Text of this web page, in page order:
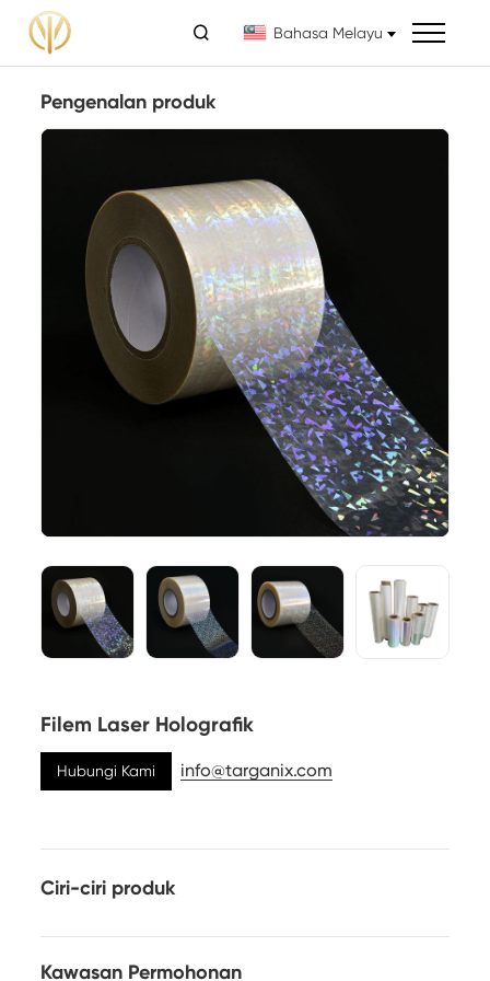
 Bahasa Melayu
Pengenalan produk
Filem Laser Holografik
Hubungi Kami info@targanix.com
Ciri-ciri produk
Kawasan Permohonan